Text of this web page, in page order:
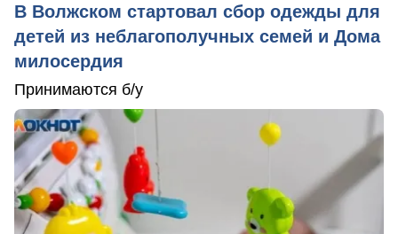
В Волжском стартовал сбор одежды для
детей из неблагополучных семей и Дома
милосердия
Принимаются б/у